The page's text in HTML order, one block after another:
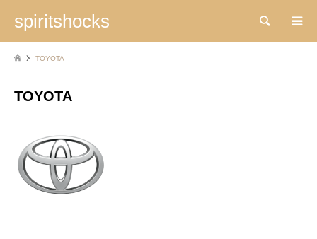
spiritshocks 検索
TOYOTA
TOYOTA